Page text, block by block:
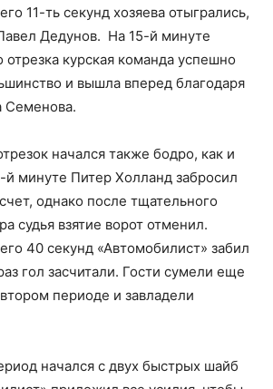
11-ть секунд хозяева отыгрались,
Дедунов. На 15-й минуте
отрезка курская команда успешно
и вышла вперед благодаря
Семенова.
начался также бодро, как и
минуте Питер Холланд забросил
однако после тщательного
судья взятие ворот отменил.
40 секунд «Автомобилист» забил
гол засчитали. Гости сумели еще
периоде и завладели
начался с двух быстрых шайб